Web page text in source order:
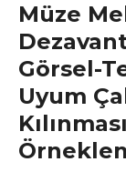
Müze
Görsel-
Uyum